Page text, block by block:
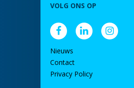
VOLG ONS OP
Nieuws
Contact
Privacy Policy